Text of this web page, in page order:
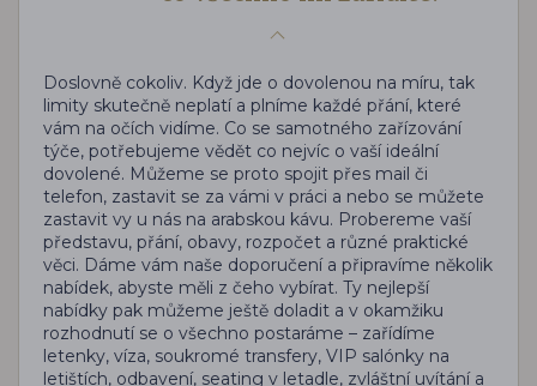
Doslovně cokoliv. Když jde o dovolenou na míru, tak
limity skutečně neplatí a plníme každé přání, které
vám na očích vidíme. Co se samotného zařízování
týče, potřebujeme vědět co nejvíc o vaší ideální
dovolené. Můžeme se proto spojit přes mail či
telefon, zastavit se za vámi v práci a nebo se můžete
zastavit vy u nás na arabskou kávu. Probereme vaší
představu, přání, obavy, rozpočet a různé praktické
věci. Dáme vám naše doporučení a připravíme několik
nabídek, abyste měli z čeho vybírat. Ty nejlepší
nabídky pak můžeme ještě doladit a v okamžiku
rozhodnutí se o všechno postaráme – zařídíme
letenky, víza, soukromé transfery, VIP salónky na
letištích, odbavení, seating v letadle, zvláštní uvítání a